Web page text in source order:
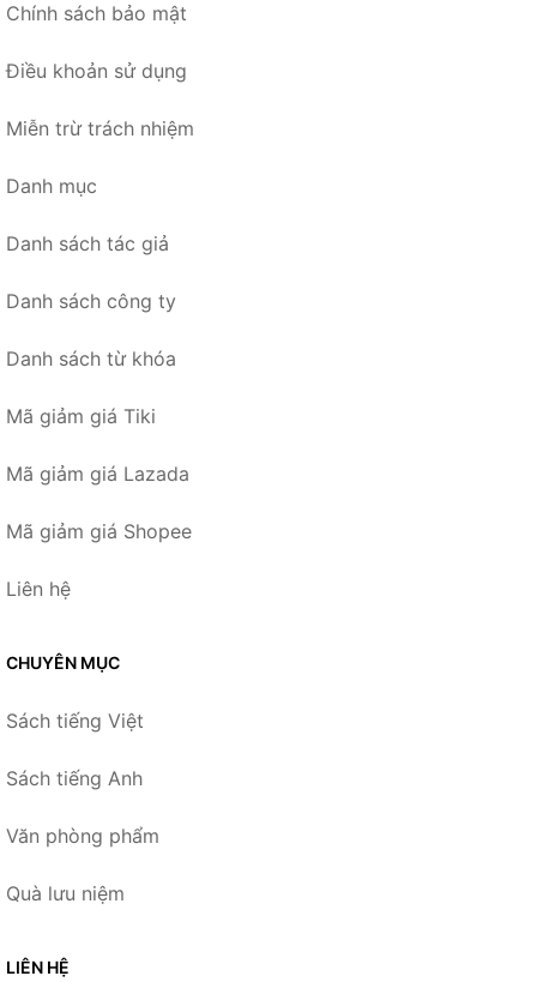
Chính sách bảo mật
Điều khoản sử dụng
Miễn trừ trách nhiệm
Danh mục
Danh sách tác giả
Danh sách công ty
Danh sách từ khóa
Mã giảm giá Tiki
Mã giảm giá Lazada
Mã giảm giá Shopee
Liên hệ
CHUYÊN MỤC
Sách tiếng Việt
Sách tiếng Anh
Văn phòng phẩm
Quà lưu niệm
LIÊN HỆ